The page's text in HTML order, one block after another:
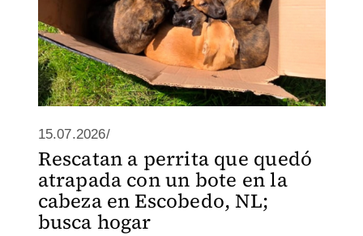
15.07.2026/
Rescatan a perrita que quedó
atrapada con un bote en la
cabeza en Escobedo, NL;
busca hogar